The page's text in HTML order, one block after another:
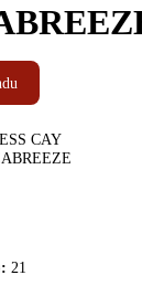
CAY
21